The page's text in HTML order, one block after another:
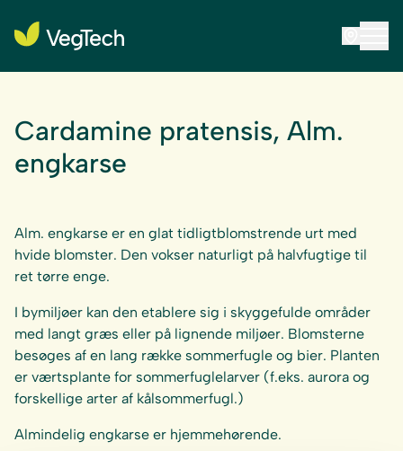
Cardamine pratensis, Alm.
engkarse
Alm. engkarse er en glat tidligtblomstrende urt med
hvide blomster. Den vokser naturligt på halvfugtige til
ret tørre enge.
I bymiljøer kan den etablere sig i skyggefulde områder
med langt græs eller på lignende miljøer. Blomsterne
besøges af en lang række sommerfugle og bier. Planten
er værtsplante for sommerfuglelarver (f.eks. aurora og
forskellige arter af kålsommerfugl.)
Almindelig engkarse er hjemmehørende.